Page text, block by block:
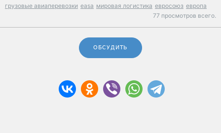
грузовые авиаперевозки easa мировая логистика евросоюз европа
77 просмотров всего.
ОБСУДИТЬ